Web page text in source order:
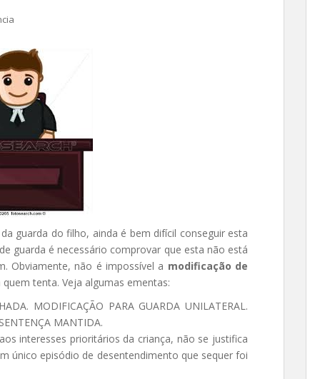
guarda do filho, ainda é bem difícil conseguir esta
guarda é necessário comprovar que esta não está
Obviamente, não é impossível a modificação de
tenta. Veja algumas ementas:
MODIFICAÇÃO PARA GUARDA UNILATERAL.
MANTIDA.
interesses prioritários da criança, não se justifica
único episódio de desentendimento que sequer foi